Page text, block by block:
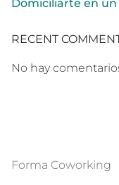
Domiciliarte en
RECENT
No hay
Forma Coworking